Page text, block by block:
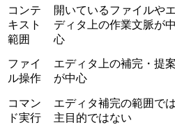
コンテ
キスト
範囲
開いているファイルやエ
ディタ上の作業文脈が中
心
ファイ
ル操作
エディタ上の補完・提案
が中心
コマン
ド実行
エディタ補完の範囲では
主目的ではない